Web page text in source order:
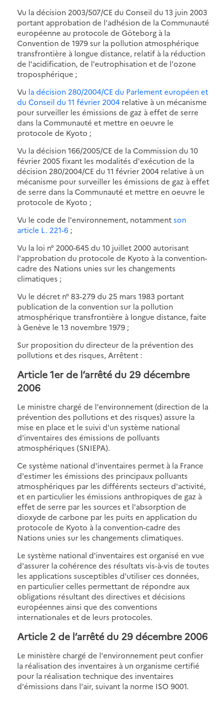
Vu la décision 2003/507/CE du Conseil du 13 juin 2003
portant approbation de l'adhésion de la Communauté
européenne au protocole de Göteborg à la
Convention de 1979 sur la pollution atmosphérique
transfrontière à longue distance, relatif à la réduction
de l'acidification, de l'eutrophisation et de l'ozone
troposphérique ;
Vu la décision 280/2004/CE du Parlement européen et
du Conseil du 11 février 2004 relative à un mécanisme
pour surveiller les émissions de gaz à effet de serre
dans la Communauté et mettre en oeuvre le
protocole de Kyoto ;
Vu la décision 166/2005/CE de la Commission du 10
février 2005 fixant les modalités d'exécution de la
décision 280/2004/CE du 11 février 2004 relative à un
mécanisme pour surveiller les émissions de gaz à effet
de serre dans la Communauté et mettre en oeuvre le
protocole de Kyoto ;
Vu le code de l'environnement, notammentson
article L. 221-6 ;
Vu la loi n° 2000-645 du 10 juillet 2000 autorisant
l'approbation du protocole de Kyoto à la convention-
cadre des Nations unies sur les changements
climatiques ;
Vu le décret n° 83-279 du 25 mars 1983 portant
publication de la convention sur la pollution
atmosphérique transfrontière à longue distance, faite
à Genève le 13 novembre 1979 ;
Sur proposition du directeur de la prévention des
pollutions et des risques, Arrêtent :
Article 1er de l’arrêté du 29 décembre
2006
Le ministre chargé de l'environnement (direction de la
prévention des pollutions et des risques) assure la
mise en place et le suivi d'un système national
d'inventaires des émissions de polluants
atmosphériques (SNIEPA).
Ce système national d'inventaires permet à la France
d'estimer les émissions des principaux polluants
atmosphériques par les différents secteurs d'activité,
et en particulier les émissions anthropiques de gaz à
effet de serre par les sources et l'absorption de
dioxyde de carbone par les puits en application du
protocole de Kyoto à la convention-cadre des
Nations unies sur les changements climatiques.
Le système national d'inventaires est organisé en vue
d'assurer la cohérence des résultats vis-à-vis de toutes
les applications susceptibles d'utiliser ces données,
en particulier celles permettant de répondre aux
obligations résultant des directives et décisions
européennes ainsi que des conventions
internationales et de leurs protocoles.
Article 2 de l’arrêté du 29 décembre 2006
Le ministère chargé de l'environnement peut confier
la réalisation des inventaires à un organisme certifié
pour la réalisation technique des inventaires
d'émissions dans l'air, suivant la norme ISO 9001.